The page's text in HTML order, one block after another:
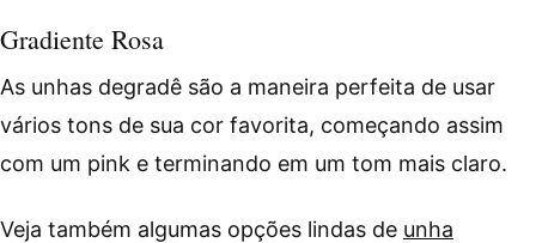
Gradiente Rosa
As unhas degradê são a maneira perfeita de usar
vários tons de sua cor favorita, começando assim
com um pink e terminando em um tom mais claro.
Veja também algumas opções lindas de unha